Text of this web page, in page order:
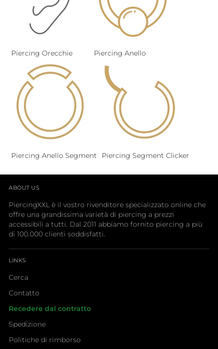
Piercing Orecchie Piercing Anello
Piercing Anello Segment Piercing Segment Clicker
ABOUT US
PiercingXXL è il vostro rivenditore specializzato online che
offre una grandissima varietà di piercing a prezzi
accessibili a tutti. Dal 2011 abbiamo fornito piercing a più
di 100.000 clienti soddisfatti.
LINKS
Cerca
Contatto
Recedere dal contratto
Spedizione
Politiche di rimborso